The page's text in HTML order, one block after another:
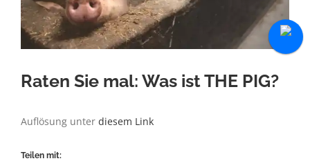
Raten Sie mal: Was ist THE PIG?
Auflösung unter diesem Link
Teilen mit: